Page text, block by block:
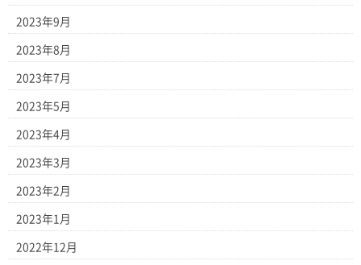
2023年9月
2023年8月
2023年7月
2023年5月
2023年4月
2023年3月
2023年2月
2023年1月
2022年12月